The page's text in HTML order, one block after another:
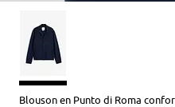
Blouson en Punto di Roma